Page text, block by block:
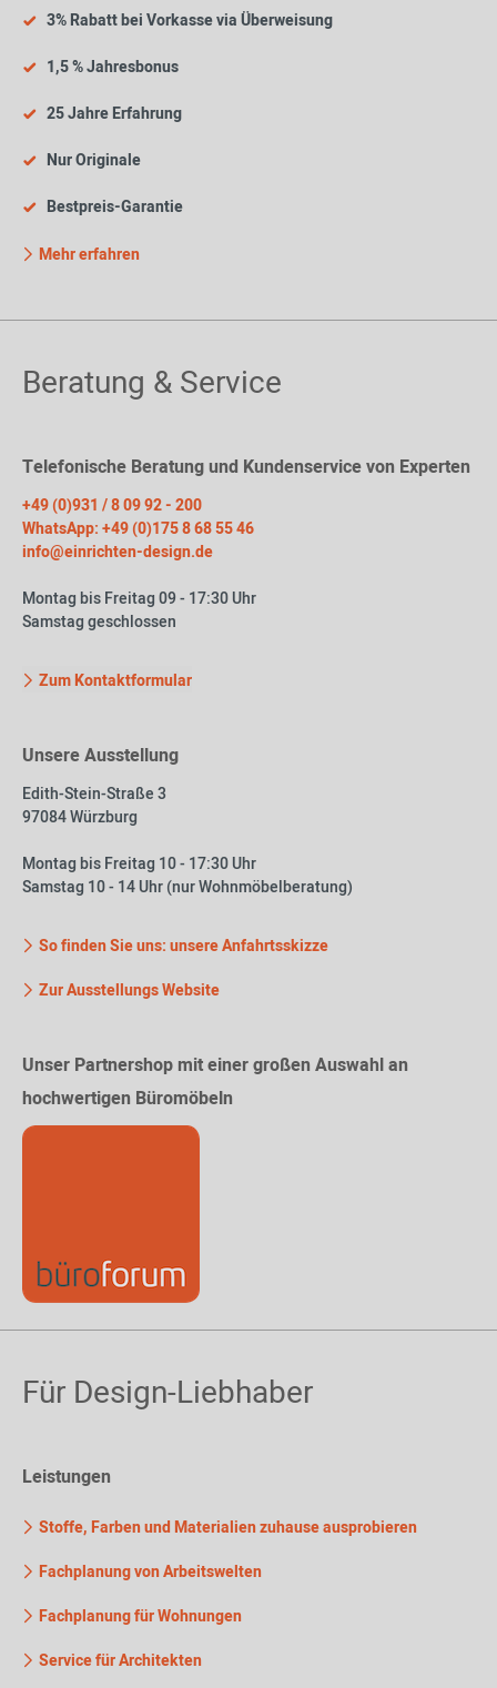
3% Rabatt bei Vorkasse via Überweisung
1,5 % Jahresbonus
25 Jahre Erfahrung
Nur Originale
Bestpreis-Garantie
Mehr erfahren
Beratung & Service
Telefonische Beratung und Kundenservice von Experten
+49 (0)931 / 8 09 92 - 200
WhatsApp: +49 (0)175 8 68 55 46
info@einrichten-design.de
Montag bis Freitag 09 - 17:30 Uhr
Samstag geschlossen
Zum Kontaktformular
Unsere Ausstellung
Edith-Stein-Straße 3
97084 Würzburg
Montag bis Freitag 10 - 17:30 Uhr
Samstag 10 - 14 Uhr (nur Wohnmöbelberatung)
So finden Sie uns: unsere Anfahrtsskizze
Zur Ausstellungs Website
Unser Partnershop mit einer großen Auswahl an
hochwertigen Büromöbeln
Für Design-Liebhaber
Leistungen
Stoffe, Farben und Materialien zuhause ausprobieren
Fachplanung von Arbeitswelten
Fachplanung für Wohnungen
Service für Architekten